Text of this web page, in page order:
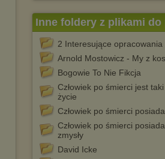
Inne foldery z plikami do
2 Interesujące opracowania
Arnold Mostowicz - My z
Bogowie To Nie Fikcja
Człowiek po śmierci jest
życie
Człowiek po śmierci
Człowiek po śmierci
zmysły
David Icke